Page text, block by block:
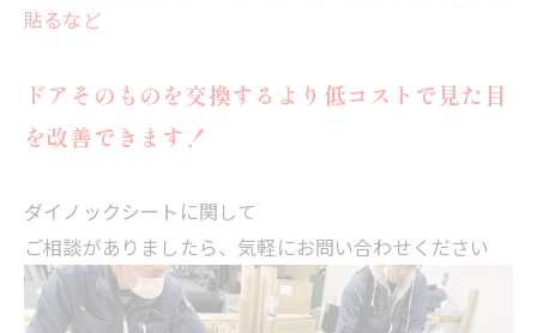
貼るなど
ドアそのものを交換するより低コストで見た目
を改善できます！
ダイノックシートに関して
ご相談がありましたら、気軽にお問い合わせください